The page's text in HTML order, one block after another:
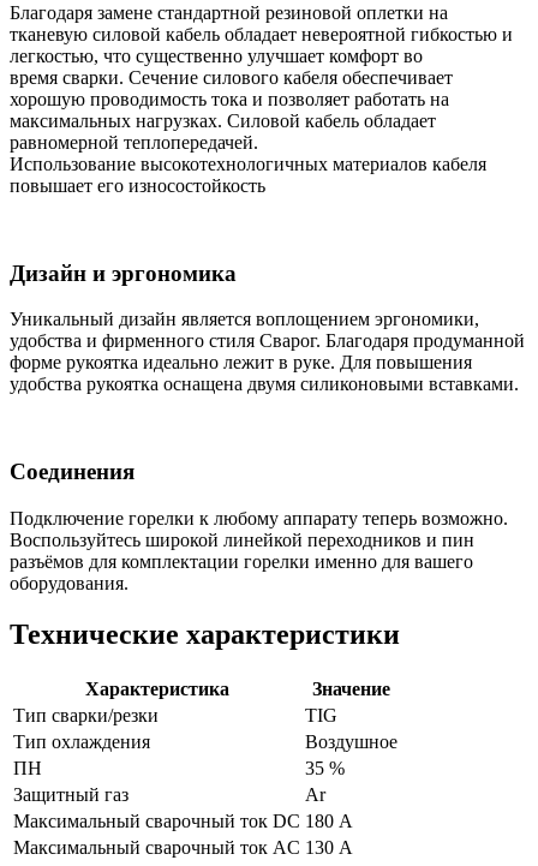
Благодаря замене стандартной резиновой оплетки на
тканевую силовой кабель обладает невероятной гибкостью и
легкостью, что существенно улучшает комфорт во
время сварки. Сечение силового кабеля обеспечивает
хорошую проводимость тока и позволяет работать на
максимальных нагрузках. Силовой кабель обладает
равномерной теплопередачей.
Использование высокотехнологичных материалов кабеля
повышает его износостойкость
Дизайн и эргономика
Уникальный дизайн является воплощением эргономики,
удобства и фирменного стиля Сварог. Благодаря продуманной
форме рукоятка идеально лежит в руке. Для повышения
удобства рукоятка оснащена двумя силиконовыми вставками.
Соединения
Подключение горелки к любому аппарату теперь возможно.
Воспользуйтесь широкой линейкой переходников и пин
разъёмов для комплектации горелки именно для вашего
оборудования.
Технические характеристики
Характеристика
Значение
Тип сварки/резки
TIG
Тип охлаждения
Воздушное
ПН
35 %
Защитный газ
Ar
Максимальный сварочный ток DC 180 А
Максимальный сварочный ток AC 130 А